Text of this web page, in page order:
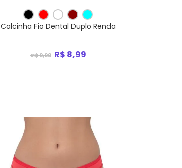
Calcinha Fio Dental Duplo Renda
R$ 9,99 R$ 8,99